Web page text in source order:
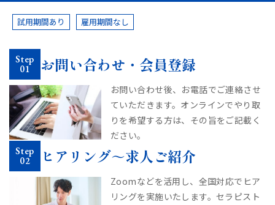
試用期間あり 雇用期間なし
Step
01
お問い合わせ・会員登録
お問い合わせ後、お電話でご連絡させ
ていただきます。 オンラインでやり取
りを希望する方は、その旨をご記載く
ださい。
Step
02
ヒアリング～求人ご紹介
Zoomなどを活用し、全国対応でヒア
リングを実施いたします。セラピスト